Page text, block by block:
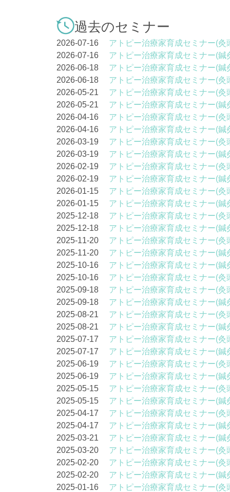
過去のセミナー
2026-07-16 アトピー治療家育成セミナー(灸
2026-07-16 アトピー治療家育成セミナー(鍼
2026-06-18 アトピー治療家育成セミナー(鍼
2026-06-18 アトピー治療家育成セミナー(灸
2026-05-21 アトピー治療家育成セミナー(灸
2026-05-21 アトピー治療家育成セミナー(鍼
2026-04-16 アトピー治療家育成セミナー(灸
2026-04-16 アトピー治療家育成セミナー(鍼
2026-03-19 アトピー治療家育成セミナー(灸
2026-03-19 アトピー治療家育成セミナー(鍼
2026-02-19 アトピー治療家育成セミナー(灸
2026-02-19 アトピー治療家育成セミナー(鍼
2026-01-15 アトピー治療家育成セミナー(灸
2026-01-15 アトピー治療家育成セミナー(鍼
2025-12-18 アトピー治療家育成セミナー(灸
2025-12-18 アトピー治療家育成セミナー(鍼
2025-11-20 アトピー治療家育成セミナー(灸
2025-11-20 アトピー治療家育成セミナー(鍼
2025-10-16 アトピー治療家育成セミナー(鍼
2025-10-16 アトピー治療家育成セミナー(灸
2025-09-18 アトピー治療家育成セミナー(灸
2025-09-18 アトピー治療家育成セミナー(鍼
2025-08-21 アトピー治療家育成セミナー(灸
2025-08-21 アトピー治療家育成セミナー(鍼
2025-07-17 アトピー治療家育成セミナー(灸
2025-07-17 アトピー治療家育成セミナー(鍼
2025-06-19 アトピー治療家育成セミナー(灸
2025-06-19 アトピー治療家育成セミナー(鍼
2025-05-15 アトピー治療家育成セミナー(灸
2025-05-15 アトピー治療家育成セミナー(鍼
2025-04-17 アトピー治療家育成セミナー(灸
2025-04-17 アトピー治療家育成セミナー(鍼
2025-03-21 アトピー治療家育成セミナー(鍼
2025-03-20 アトピー治療家育成セミナー(灸
2025-02-20 アトピー治療家育成セミナー(灸
2025-02-20 アトピー治療家育成セミナー(鍼
2025-01-16 アトピー治療家育成セミナー(灸